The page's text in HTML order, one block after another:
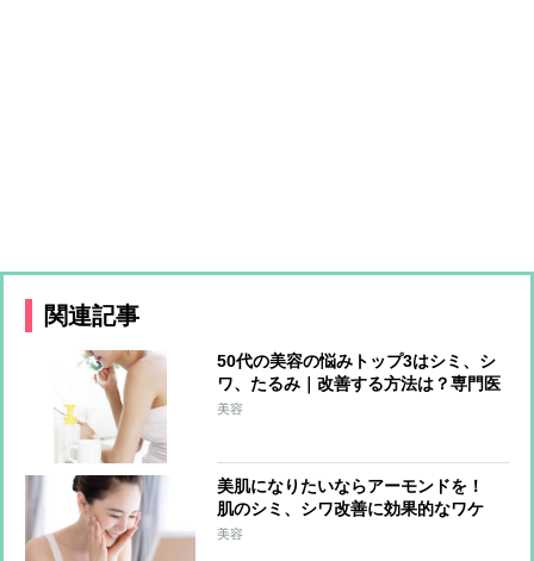
関連記事
50代の美容の悩みトップ3はシミ、シ
ワ、たるみ｜改善する方法は？専門医
が解説
美容
美肌になりたいならアーモンドを！
肌のシミ、シワ改善に効果的なワケ
美容